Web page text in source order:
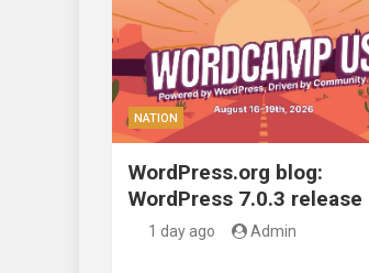
NATION
WordPress.org blog:
WordPress 7.0.3 release
1 day ago Admin